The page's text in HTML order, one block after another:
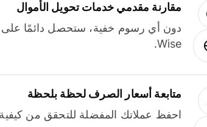
مقارنة مقدمي خدمات تحويل الأموال
دون أي رسوم خفية، ستحصل دائمًا على
Wise.
متابعة أسعار الصرف لحظة بلحظة
احفظ عملاتك المفضلة للتحقق من